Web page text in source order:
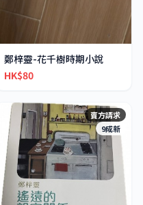
鄭梓靈-花千樹時期小說
HK$80
賣方請求
9成新